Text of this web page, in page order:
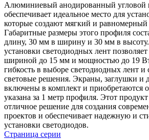
Алюминиевый анодированный угловой
обеспечивает идеальное место для
которые создают мягкий и равномерный
Габаритные размеры этого профиля
длину, 30 мм в ширину и 30 мм в
установки светодиодных лент
шириной до 15 мм и мощностью до 19
гибкость в выборе светодиодных лент и
световые решения. Экраны, заглушки и
включены в комплект и приобретаются
указана за 1 метр профиля. Этот продукт
отличное решение для создания
проектов и обеспечивает надежную и
установки светодиодов.
Страница серии